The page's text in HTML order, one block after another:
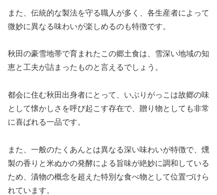
また、伝統的な製法を守る職人が多く、各生産者によって
微妙に異なる味わいが楽しめるのも特徴です。
秋田の豪雪地帯で育まれたこの郷土食は、雪深い地域の知
恵と工夫が詰まったものと言えるでしょう。
都会に住む秋田出身者にとって、いぶりがっこは故郷の味
として懐かしさを呼び起こす存在で、贈り物としても非常
に喜ばれる一品です。
また、一般のたくあんとは異なる深い味わいが特徴で、燻
製の香りと米ぬかの発酵による旨味が絶妙に調和している
ため、漬物の概念を超えた特別な食べ物として位置づけら
れています。